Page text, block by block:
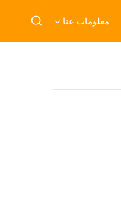
معلومات عنا